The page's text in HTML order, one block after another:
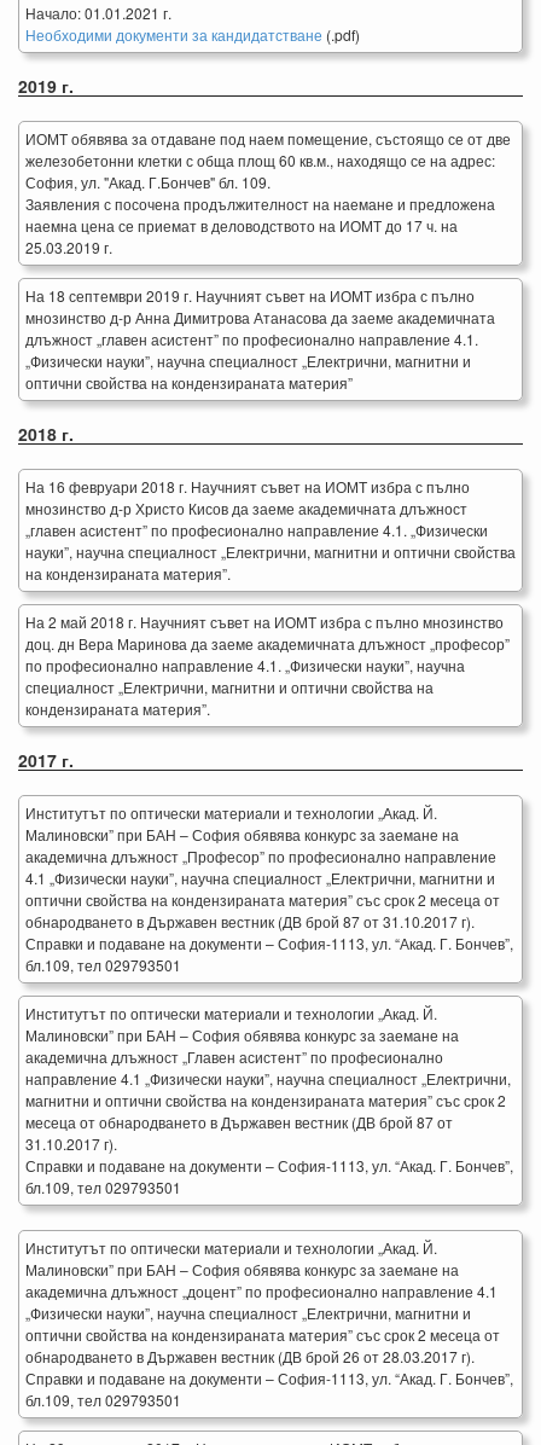
Начало: 01.01.2021 г.
Необходими документи за кандидатстване (.pdf)
2019 г.
ИОМТ обявява за отдаване под наем помещение, състоящо се от две
железобетонни клетки с обща площ 60 кв.м., находящо се на адрес:
София, ул. "Акад. Г.Бончев" бл. 109.
Заявления с посочена продължителност на наемане и предложена
наемна цена се приемат в деловодството на ИОМТ до 17 ч. на
25.03.2019 г.
На 18 септември 2019 г. Научният съвет на ИОМТ избра с пълно
мнозинство д-р Анна Димитрова Атанасова да заеме академичната
длъжност „главен асистент” по професионално направление 4.1.
„Физически науки”, научна специалност „Електрични, магнитни и
оптични свойства на кондензираната материя”
2018 г.
На 16 февруари 2018 г. Научният съвет на ИОМТ избра с пълно
мнозинство д-р Христо Кисов да заеме академичната длъжност
„главен асистент” по професионално направление 4.1. „Физически
науки”, научна специалност „Електрични, магнитни и оптични свойства
на кондензираната материя”.
На 2 май 2018 г. Научният съвет на ИОМТ избра с пълно мнозинство
доц. дн Вера Маринова да заеме академичната длъжност „професор”
по професионално направление 4.1. „Физически науки”, научна
специалност „Електрични, магнитни и оптични свойства на
кондензираната материя”.
2017 г.
Институтът по оптически материали и технологии „Акад. Й.
Малиновски” при БАН – София обявява конкурс за заемане на
академична длъжност „Професор” по професионално направление
4.1 „Физически науки”, научна специалност „Електрични, магнитни и
оптични свойства на кондензираната материя” със срок 2 месеца от
обнародването в Държавен вестник (ДВ брой 87 от 31.10.2017 г).
Справки и подаване на документи – София-1113, ул. “Акад. Г. Бончев”,
бл.109, тел 029793501
Институтът по оптически материали и технологии „Акад. Й.
Малиновски” при БАН – София обявява конкурс за заемане на
академична длъжност „Главен асистент” по професионално
направление 4.1 „Физически науки”, научна специалност „Електрични,
магнитни и оптични свойства на кондензираната материя” със срок 2
месеца от обнародването в Държавен вестник (ДВ брой 87 от
31.10.2017 г).
Справки и подаване на документи – София-1113, ул. “Акад. Г. Бончев”,
бл.109, тел 029793501
Институтът по оптически материали и технологии „Акад. Й.
Малиновски” при БАН – София обявява конкурс за заемане на
академична длъжност „доцент” по професионално направление 4.1
„Физически науки”, научна специалност „Електрични, магнитни и
оптични свойства на кондензираната материя” със срок 2 месеца от
обнародването в Държавен вестник (ДВ брой 26 от 28.03.2017 г).
Справки и подаване на документи – София-1113, ул. “Акад. Г. Бончев”,
бл.109, тел 029793501